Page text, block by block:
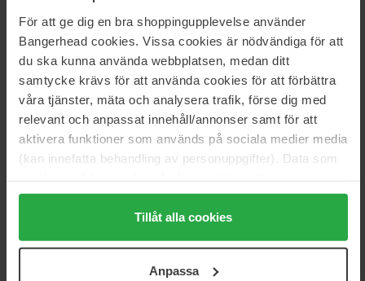
För att ge dig en bra shoppingupplevelse använder
Bangerhead cookies. Vissa cookies är nödvändiga för att
du ska kunna använda webbplatsen, medan ditt
samtycke krävs för att använda cookies för att förbättra
våra tjänster, mäta och analysera trafik, förse dig med
relevant och anpassat innehåll/annonser samt för att
aktivera funktioner som används på sociala medier media
(kan innefatta behandling av personuppgifter). Data som
trycka på "Tillåt alla cookies" accepterar du alla cookies,
medan du under "Detaljer" kan anpassa användningen av
cookies. Du kan när som helst återkalla ditt samtycke.
Tillåt alla cookies
Anpassa
Anmeldelser (3) Spørsmål og svar (0)
5
Basert på 3 anmeldelser